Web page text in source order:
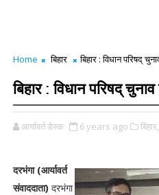
Home बिहार बिहार : विधान परिषद्
बिहार : विधान परिषद्
आर्यावर्त डेस्क 6 years ago बिहार,
दरभंगा (आर्यावर्त
संवाददाता) दरभंगा